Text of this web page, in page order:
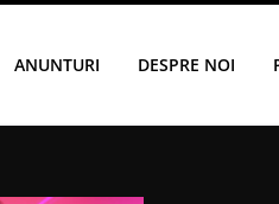
ANUNTURI DESPRE NOI